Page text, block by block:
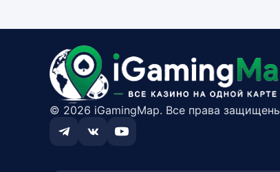
© 2026 iGamingMap. Все права